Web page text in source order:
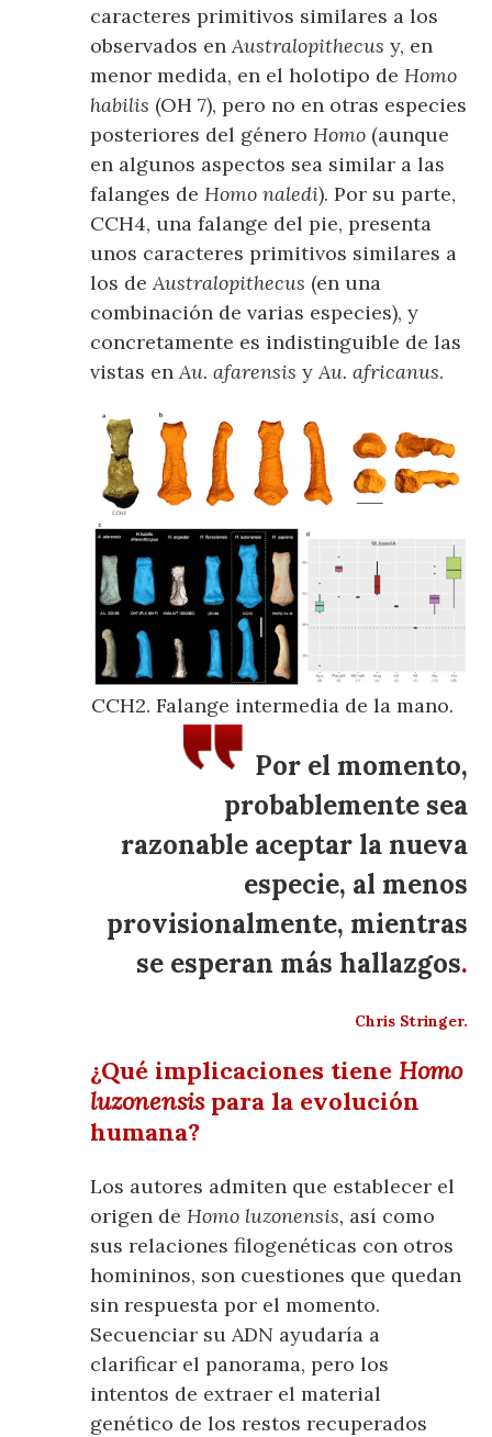
caracteres primitivos similares a los
observados enAustralopithecus y, en
menor medida, en el holotipo deHomo
habilis (OH 7), pero no en otras especies
posteriores del géneroHomo (aunque
en algunos aspectos sea similar a las
falanges deHomo naledi). Por su parte,
CCH4, una falange del pie, presenta
unos caracteres primitivos similares a
los deAustralopithecus (en una
combinación de varias especies), y
concretamente es indistinguible de las
vistas enAu. afarensisyAu. africanus.
CCH2. Falange intermedia de la mano.
Por el momento,
probablemente sea
razonable aceptar la nueva
especie, al menos
provisionalmente, mientras
se esperan más hallazgos.
Chris Stringer.
¿Qué implicaciones tiene Homo
luzonensispara la evolución
humana?
Los autores admiten que establecer el
origen deHomo luzonensis, así como
sus relaciones filogenéticas con otros
homininos, son cuestiones que quedan
sin respuesta por el momento.
Secuenciar su ADN ayudaría a
clarificar el panorama, pero los
intentos de extraer el material
genético de los restos recuperados